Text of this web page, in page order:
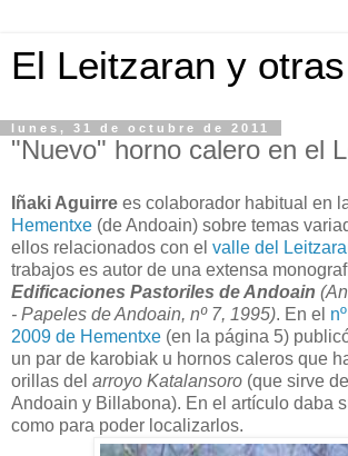
El Leitzaran y
lunes, 31 de octubre de 2011
"Nuevo" horno calero en el
Iñaki Aguirre es colaborador habitual en
Hementxe (de Andoain) sobre temas
ellos relacionados con el valle del
trabajos es autor de una extensa
Edificaciones Pastoriles de Andoain
- Papeles de Andoain, nº 7, 1995). En el
2009 de Hementxe (en la página 5)
un par de karobiak u hornos caleros que
orillas del arroyo Katalansoro (que sirve
Andoain y Billabona). En el artículo daba
como para poder localizarlos.